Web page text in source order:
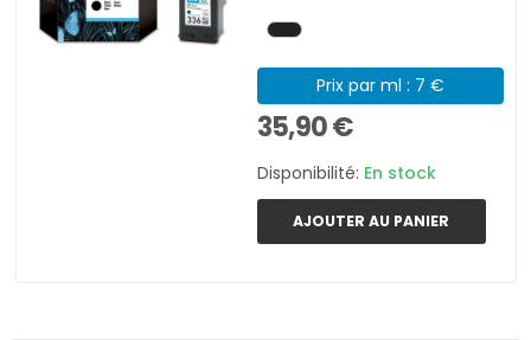
Prix par ml : 7 €
35,90 €
Disponibilité: En stock
AJOUTER AU PANIER